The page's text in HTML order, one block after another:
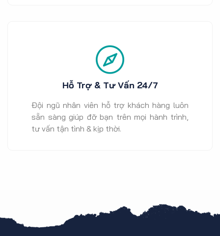
Hỗ Trợ & Tư Vấn 24/7
Đội ngũ nhân viên hỗ trợ khách hàng luôn
sẵn sàng giúp đỡ bạn trên mọi hành trình,
tư vấn tận tình & kịp thời.